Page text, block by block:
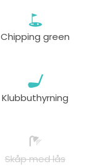
Chipping green
Klubbuthyrning
Skåp med lås